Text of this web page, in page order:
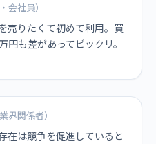
会社員）
売りたくて初めて利用。買
も差があってビックリ。
界関係者）
在は競争を促進していると